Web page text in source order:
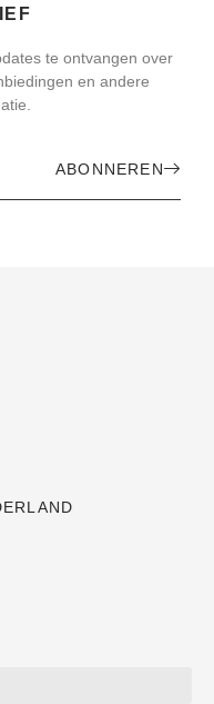
te ontvangen over
en andere
ABONNEREN